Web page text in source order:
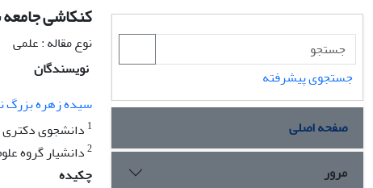
کنکاشی
نوع مقاله : علمی
نویسندگان
سیده زهره بزرگ
1 دانشجوی
2دانشیار گروه
چکیده
جستجوی پیشرفته
صفحه اصلی
مرور